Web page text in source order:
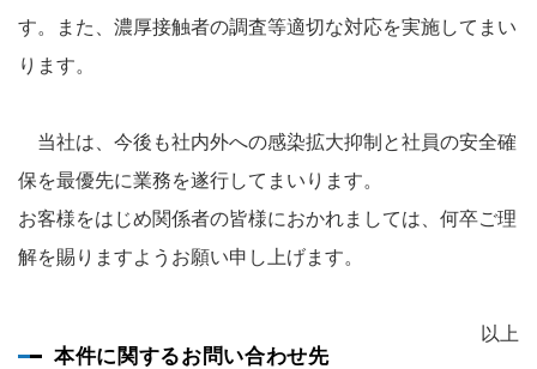
す。また、濃厚接触者の調査等適切な対応を実施してまい
ります。
当社は、今後も社内外への感染拡大抑制と社員の安全確
保を最優先に業務を遂行してまいります。
お客様をはじめ関係者の皆様におかれましては、何卒ご理
解を賜りますようお願い申し上げます。
以上
本件に関するお問い合わせ先